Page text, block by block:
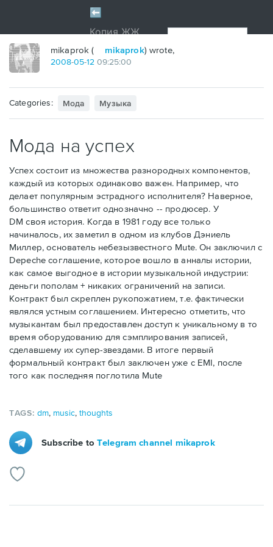
mikaprok ( mikaprok) wrote,
2008-05-12 09:25:00
Categories: Мода Музыка
Мода на успех
Успех состоит из множества разнородных компонентов,
каждый из которых одинаково важен. Например, что
делает популярным эстрадного исполнителя? Наверное,
большинство ответит однозначно -- продюсер. У
DM своя история. Когда в 1981 году все только
начиналось, их заметил в одном из клубов Дэниель
Миллер, основатель небезызвестного Mute. Он заключил с
Depeche соглашение, которое вошло в анналы истории,
как самое выгодное в истории музыкальной индустрии:
деньги пополам + никаких ограничений на записи.
Контракт был скреплен рукопожатием, т.е. фактически
являлся устным соглашением. Интересно отметить, что
музыкантам был предоставлен доступ к уникальному в то
время оборудованию для сэмплирования записей,
сделавшему их супер-звездами. В итоге первый
формальный контракт был заключен уже с EMI, после
того как последняя поглотила Mute
TAGS:dm, musiс,thoughts
Subscribe to Telegram channel mikaprok